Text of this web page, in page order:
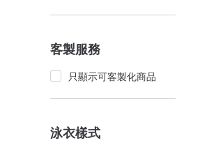
客製服務
只顯示可客製化商品
泳衣樣式